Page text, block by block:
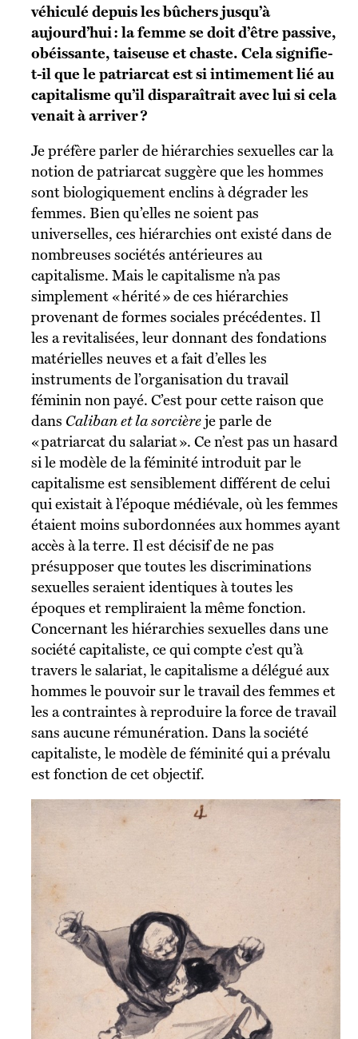
véhiculé depuis les bûchers jusqu’à
aujourd’hui : la femme se doit d’être passive,
obéissante, taiseuse et chaste. Cela signifie-
t-il que le patriarcat est si intimement lié au
capitalisme qu’il disparaîtrait avec lui si cela
venait à arriver ?
Je préfère parler de hiérarchies sexuelles car la
notion de patriarcat suggère que les hommes
sont biologiquement enclins à dégrader les
femmes. Bien qu’elles ne soient pas
universelles, ces hiérarchies ont existé dans de
nombreuses sociétés antérieures au
capitalisme. Mais le capitalisme n’a pas
simplement « hérité » de ces hiérarchies
provenant de formes sociales précédentes. Il
les a revitalisées, leur donnant des fondations
matérielles neuves et a fait d’elles les
instruments de l’organisation du travail
féminin non payé. C’est pour cette raison que
dans Caliban et la sorcièreje parle de
« patriarcat du salariat ». Ce n’est pas un hasard
si le modèle de la féminité introduit par le
capitalisme est sensiblement différent de celui
qui existait à l’époque médiévale, où les femmes
étaient moins subordonnées aux hommes ayant
accès à la terre. Il est décisif de ne pas
présupposer que toutes les discriminations
sexuelles seraient identiques à toutes les
époques et rempliraient la même fonction.
Concernant les hiérarchies sexuelles dans une
société capitaliste, ce qui compte c’est qu’à
travers le salariat, le capitalisme a délégué aux
hommes le pouvoir sur le travail des femmes et
les a contraintes à reproduire la force de travail
sans aucune rémunération. Dans la société
capitaliste, le modèle de féminité qui a prévalu
est fonction de cet objectif.